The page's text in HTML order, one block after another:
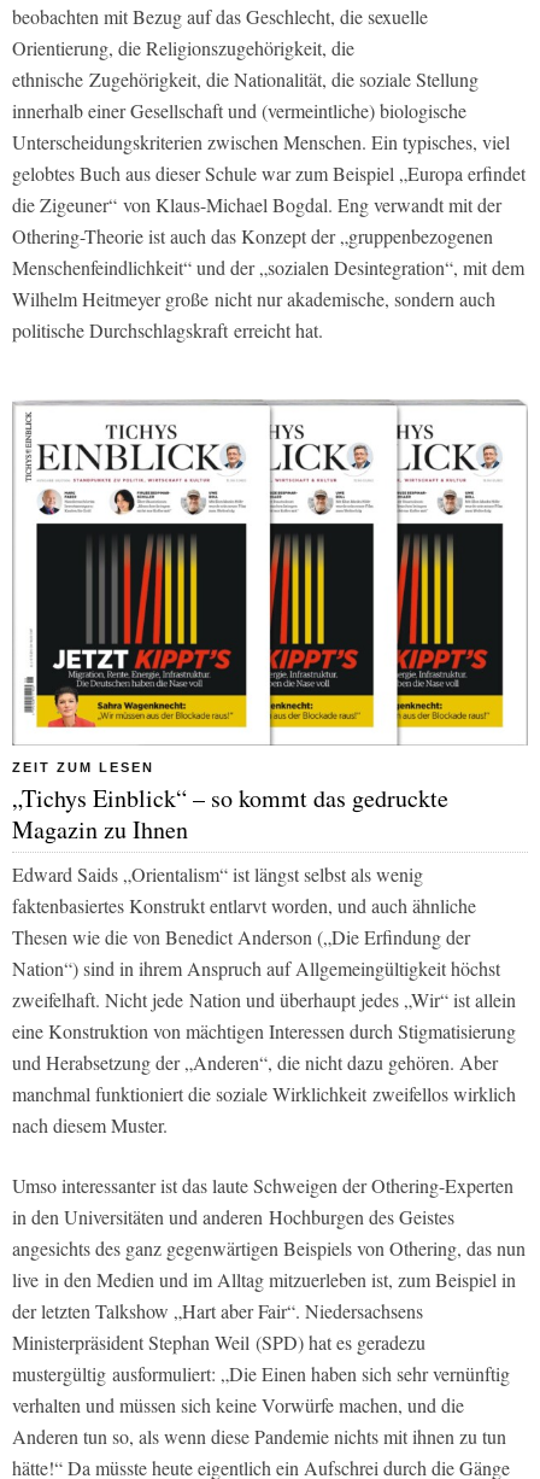
beobachten mit Bezug auf das Geschlecht, die sexuelle
Orientierung, die Religions­zugehörigkeit, die
ethnische Zugehörigkeit, die Nationalität, die soziale Stellung
innerhalb einer Gesellschaft und (vermeintliche) biologische
Unterscheidungskriterien zwischen Menschen. Ein typisches, viel
gelobtes Buch aus dieser Schule war zum Beispiel „Europa erfindet
die Zigeuner“ von Klaus-Michael Bogdal. Eng verwandt mit der
Othering-Theorie ist auch das Konzept der „gruppenbezogenen
Menschenfeindlichkeit“ und der „sozialen Desintegration“, mit dem
Wilhelm Heitmeyer große nicht nur akademische, sondern auch
politische Durchschlagskraft erreicht hat.
ZEIT ZUM LESEN
„Tichys Einblick“ – so kommt das gedruckte
Magazin zu Ihnen
Edward Saids „Orientalism“ ist längst selbst als wenig
faktenbasiertes Konstrukt entlarvt worden, und auch ähnliche
Thesen wie die von Benedict Anderson („Die Erfindung der
Nation“) sind in ihrem Anspruch auf Allgemeingültigkeit höchst
zweifelhaft. Nicht jede Nation und überhaupt jedes „Wir“ ist allein
eine Konstruktion von mächtigen Interessen durch Stigmatisierung
und Herabsetzung der „Anderen“, die nicht dazu gehören. Aber
manchmal funktioniert die soziale Wirklichkeit zweifellos wirklich
nach diesem Muster.
Umso interessanter ist das laute Schweigen der Othering-Experten
in den Universitäten und anderen Hochburgen des Geistes
angesichts des ganz gegenwärtigen Beispiels von Othering, das nun
live in den Medien und im Alltag mitzuerleben ist, zum Beispiel in
der letzten Talkshow „Hart aber Fair“. Niedersachsens
Ministerpräsident Stephan Weil (SPD) hat es geradezu
mustergültig ausformuliert: „Die Einen haben sich sehr vernünftig
verhalten und müssen sich keine Vorwürfe machen, und die
Anderen tun so, als wenn diese Pandemie nichts mit ihnen zu tun
hätte!“ Da müsste heute eigentlich ein Aufschrei durch die Gänge